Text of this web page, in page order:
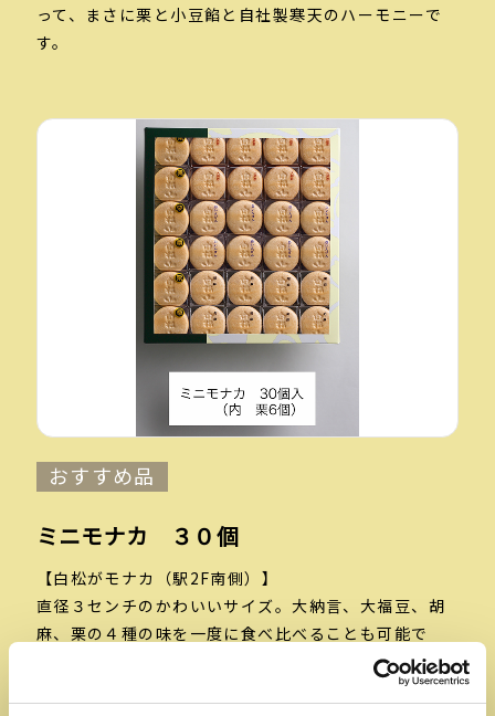
って、まさに栗と小豆餡と自社製寒天のハーモニーで
す。
おすすめ品
ミニモナカ ３０個
【白松がモナカ（駅2F南側）】
直径３センチのかわいいサイズ。大納言、大福豆、胡
麻、栗の４種の味を一度に食べ比べることも可能で